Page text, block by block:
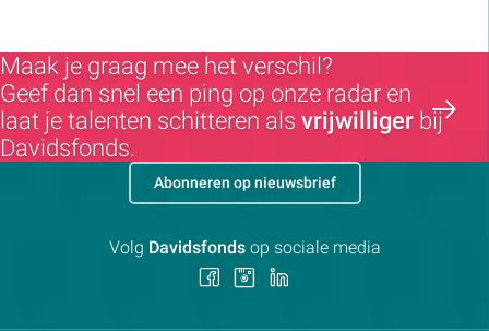
Maak je graag mee het verschil?
Geef dan snel een ping op onze radar en
laat je talenten schitteren als vrijwilliger bij
Davidsfonds.
Abonneren op nieuwsbrief
Volg Davidsfondsop sociale media
Volg Volg